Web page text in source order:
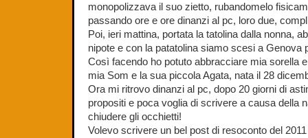
monopolizzava il suo zietto, rubandomelo
passando ore e ore dinanzi al pc, loro due,
Poi, ieri mattina, portata la tatolina dalla nonna,
nipote e con la patatolina siamo scesi a Genova
Così facendo ho potuto abbracciare mia sorella
mia Som e la sua piccola Agata, nata il 28
Ora mi ritrovo dinanzi al pc, dopo 20 giorni di
propositi e poca voglia di scrivere a causa della
chiudere gli occhietti!
Volevo scrivere un bel post di resoconto del